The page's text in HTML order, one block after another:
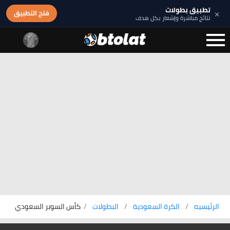
× تطبيق بطولات
نتائج مباشرة وإشعار بكل هدف فتح التطبيق
الرئيسيه الكرة السعودية البطولات كأس السوبر السعودي